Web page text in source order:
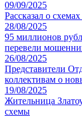
09/09/2025
Рассказал о
28/08/2025
95 миллионов
перевели
26/08/2025
Представители
коллективам о
19/08/2025
Жительница
схемы